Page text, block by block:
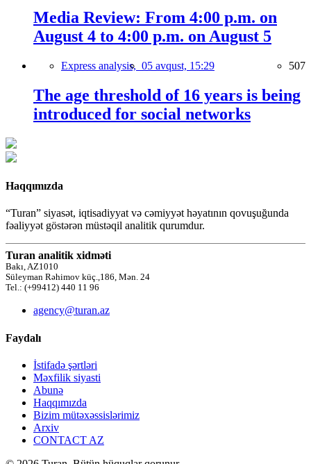
Media Review: From 4:00 p.m. on
August 4 to 4:00 p.m. on August 5
Express analysis, 05 avqust, 15:29 507
The age threshold of 16 years is being
introduced for social networks
Haqqımızda
“Turan” siyasət, iqtisadiyyat və cəmiyyət həyatının qovuşuğunda
fəaliyyət göstərən müstəqil analitik qurumdur.
Turan analitik xidməti
Bakı, AZ1010
Süleyman Rəhimov küç.,186, Mən. 24
Tel.: (+99412) 440 11 96
agency@turan.az
Faydalı
İstifadə şərtləri
Məxfilik siyasti
Abunə
Haqqımızda
Bizim mütəxəssislərimiz
Arxiv
CONTACT AZ